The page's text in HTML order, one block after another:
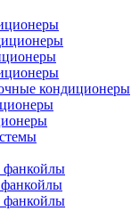
кондиционеры
фанкойлы
фанкойлы